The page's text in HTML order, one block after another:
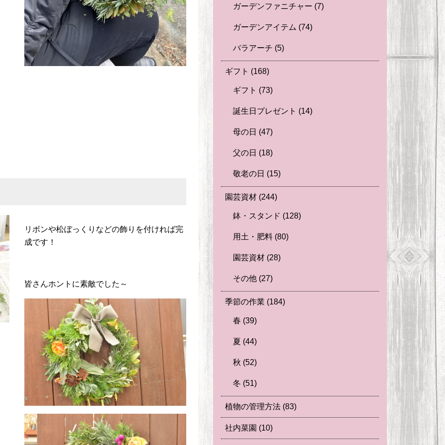
リボンや松ぼっくりなどの飾りを付ければ完
成です！
皆さんホントに素敵でした～
ガーデンファニチャー (7)
ガーデンアイテム (74)
バラアーチ (5)
ギフト (168)
ギフト (73)
誕生日プレゼント (14)
母の日 (47)
父の日 (18)
敬老の日 (15)
園芸資材 (244)
鉢・スタンド (128)
用土・肥料 (80)
園芸資材 (28)
その他 (27)
季節の作業 (184)
春 (39)
夏 (44)
秋 (52)
冬 (51)
植物の管理方法 (83)
社内菜園 (10)